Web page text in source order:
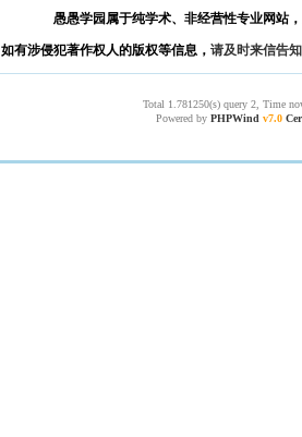
愚愚学园属于纯学术、非经营性专业网站
如有涉侵犯著作权人的版权等信息， 请及时来信告知
Total 1.781250(s) query 2, Time
Powered by PHPWind v7.0